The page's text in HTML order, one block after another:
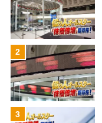
2
3